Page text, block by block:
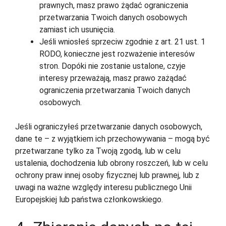
prawnych, masz prawo żądać ograniczenia
przetwarzania Twoich danych osobowych
zamiast ich usunięcia.
Jeśli wniosłeś sprzeciw zgodnie z art. 21 ust. 1
RODO, konieczne jest rozważenie interesów
stron. Dopóki nie zostanie ustalone, czyje
interesy przeważają, masz prawo zażądać
ograniczenia przetwarzania Twoich danych
osobowych.
Jeśli ograniczyłeś przetwarzanie danych osobowych,
dane te – z wyjątkiem ich przechowywania – mogą być
przetwarzane tylko za Twoją zgodą, lub w celu
ustalenia, dochodzenia lub obrony roszczeń, lub w celu
ochrony praw innej osoby fizycznej lub prawnej, lub z
uwagi na ważne względy interesu publicznego Unii
Europejskiej lub państwa członkowskiego.